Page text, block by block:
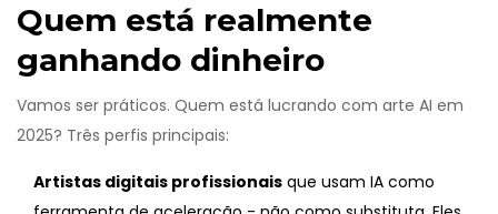
Quem está realmente
ganhando dinheiro
Vamos ser práticos. Quem está lucrando com arte AI em
2025? Três perfis principais:
Artistas digitais profissionais que usam IA como